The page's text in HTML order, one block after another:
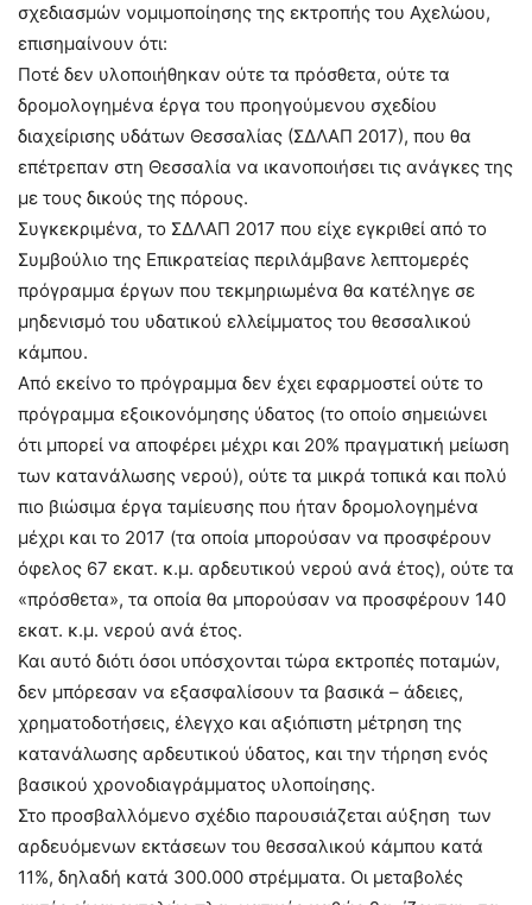
σχεδιασμών νομιμοποίησης της εκτροπής του Αχελώου,
επισημαίνουν ότι:
Ποτέ δεν υλοποιήθηκαν ούτε τα πρόσθετα, ούτε τα
δρομολογημένα έργα του προηγούμενου σχεδίου
διαχείρισης υδάτων Θεσσαλίας (ΣΔΛΑΠ 2017), που θα
επέτρεπαν στη Θεσσαλία να ικανοποιήσει τις ανάγκες της
με τους δικούς της πόρους.
Συγκεκριμένα, το ΣΔΛΑΠ 2017 που είχε εγκριθεί από το
Συμβούλιο της Επικρατείας περιλάμβανε λεπτομερές
πρόγραμμα έργων που τεκμηριωμένα θα κατέληγε σε
μηδενισμό του υδατικού ελλείμματος του θεσσαλικού
κάμπου.
Από εκείνο το πρόγραμμα δεν έχει εφαρμοστεί ούτε το
πρόγραμμα εξοικονόμησης ύδατος (το οποίο σημειώνει
ότι μπορεί να αποφέρει μέχρι και 20% πραγματική μείωση
των κατανάλωσης νερού), ούτε τα μικρά τοπικά και πολύ
πιο βιώσιμα έργα ταμίευσης που ήταν δρομολογημένα
μέχρι και το 2017 (τα οποία μπορούσαν να προσφέρουν
όφελος 67 εκατ. κ.μ. αρδευτικού νερού ανά έτος), ούτε τα
«πρόσθετα», τα οποία θα μπορούσαν να προσφέρουν 140
εκατ. κ.μ. νερού ανά έτος.
Και αυτό διότι όσοι υπόσχονται τώρα εκτροπές ποταμών,
δεν μπόρεσαν να εξασφαλίσουν τα βασικά – άδειες,
χρηματοδοτήσεις, έλεγχο και αξιόπιστη μέτρηση της
κατανάλωσης αρδευτικού ύδατος, και την τήρηση ενός
βασικού χρονοδιαγράμματος υλοποίησης.
Στο προσβαλλόμενο σχέδιο παρουσιάζεται αύξηση των
αρδευόμενων εκτάσεων του θεσσαλικού κάμπου κατά
11%, δηλαδή κατά 300.000 στρέμματα. Οι μεταβολές